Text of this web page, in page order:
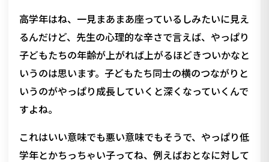
高学年はね、一見まあまあ座っているしみたいに見え
るんだけど、先生の心理的な辛さで言えば、やっぱり
子どもたちの年齢が上がれば上がるほどきついかなと
いうのは思います。子どもたち同士の横のつながりと
いうのがやっぱり成長していくと深くなっていくんで
すよね。
これはいい意味でも悪い意味でもそうで、やっぱり低
学年とかちっちゃい子ってね、例えばおとなに対して